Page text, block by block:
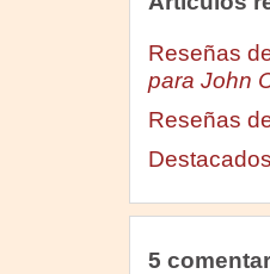
Reseñas
para John
Reseñas
5